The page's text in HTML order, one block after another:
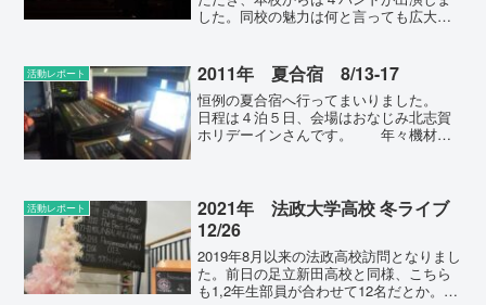
した。同校の魅力は何と言っても広大な
きることはないので、良い機会となりま
した。（加えて、１年生２...
活動レポート 2011年 夏合宿 8/13-17
恒例の夏合宿へ行ってまいりました。
日程は４泊５日、会場はおなじみ北志賀
ホリデーインさんです。 年々機材が
るスペースになっていまし...
活動レポート
2021年 法政大学高校 冬ライブ
12/26
2019年8月以来の法政高校訪問となりまし
た。前日の足立新田高校と同様、こちら
も1,2年生部員が合わせて12名だとか。